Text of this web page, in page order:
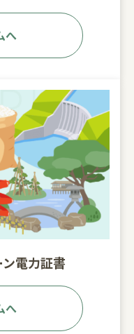
へ
電力証書
へ